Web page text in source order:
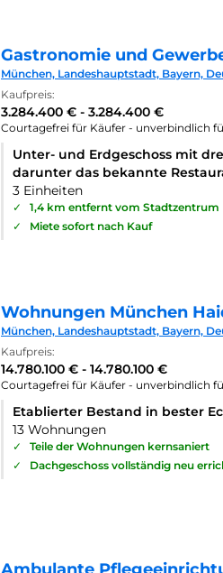
Gastronomie und
München, Landeshauptstadt, Bayern,
Kaufpreis:
3.284.400 € - 3.284.400 €
Courtagefrei für Käufer - unverbindlich
Unter- und Erdgeschoss mit
darunter das bekannte
3 Einheiten
✓
1,4 km entfernt vom Stadtzentrum
✓
Miete sofort nach Kauf
Wohnungen München
München, Landeshauptstadt, Bayern,
Kaufpreis:
14.780.100 € - 14.780.100 €
Courtagefrei für Käufer - unverbindlich
Etablierter Bestand in bester
13 Wohnungen
✓
Teile der Wohnungen kernsaniert
✓
Dachgeschoss vollständig neu